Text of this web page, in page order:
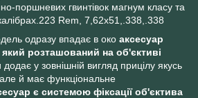
поршневих гвинтівок магнум класу та
Rem, 7,62х51,.338,.338
одразу впадає в око аксесуар
який розташований на об'єктиві
додає у зовнішній вигляд прицілу якусь
але й має функціональне
є системою фіксації об'єктива